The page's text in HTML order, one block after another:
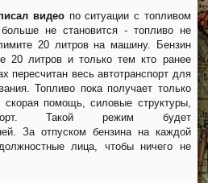
видеопо ситуации с топливом
не становится - топливо не
20 литров на машину. Бензин
20 литров и только тем кто ранее
пересчитан весь автотранспорт для
Топливо пока получает только
скорая помощь, силовые структуры,
Такой режим будет
За отпуском бензина на каждой
лица, чтобы ничего не